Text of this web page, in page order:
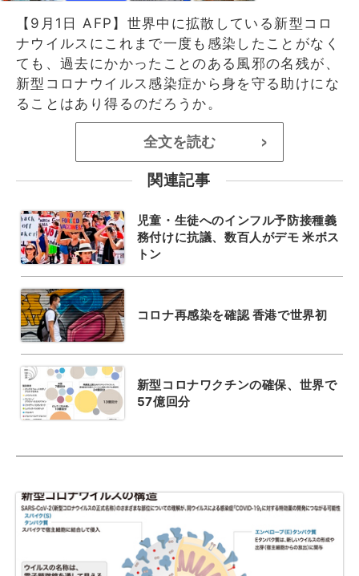
【9月1日 AFP】世界中に拡散している新型コロ
ナウイルスにこれまで一度も感染したことがなく
ても、過去にかかったことのある風邪の名残が、
新型コロナウイルス感染症から身を守る助けにな
ることはあり得るのだろうか。
全文を読む >
関連記事
児童・生徒へのインフル予防接種義
務付けに抗議、数百人がデモ 米ボス
トン
コロナ再感染を確認 香港で世界初
新型コロナワクチンの確保、世界で
57億回分